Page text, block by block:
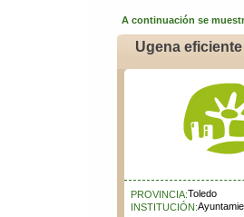
A continuación se
Ugena eficiente
PROVINCIA:Toledo
INSTITUCIÓN: